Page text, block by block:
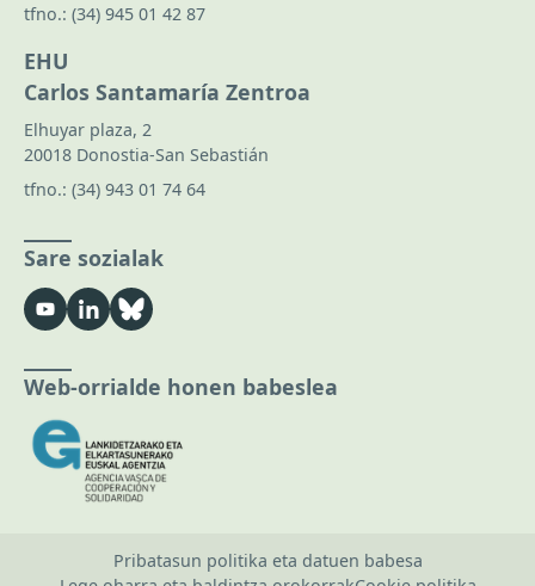
tfno.: (34) 945 01 42 87
EHU
Carlos Santamaría Zentroa
Elhuyar plaza, 2
20018 Donostia-San Sebastián
tfno.: (34) 943 01 74 64
Sare sozialak
Web-orrialde honen babeslea
Pribatasun politika eta datuen babesa